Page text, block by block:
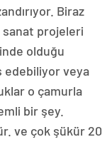
Biraz
sanat projeleri
olduğu
edebiliyor veya
o çamurla
bir şey.
ve çok şükür 20